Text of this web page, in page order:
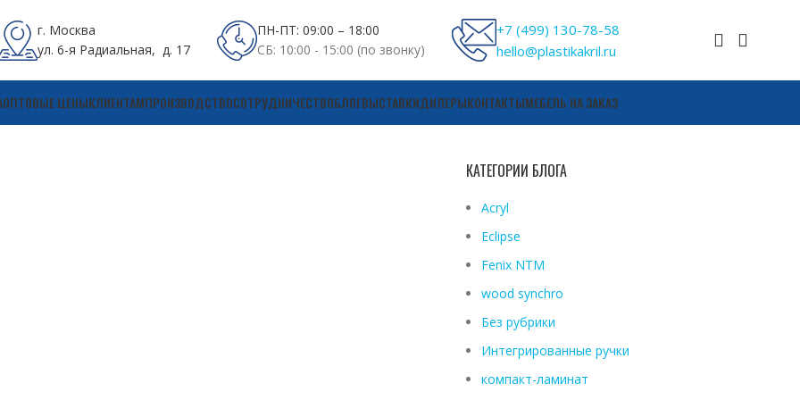
г. Москва
ул. 6-я Радиальная, д. 17
ПН-ПТ: 09:00 – 18:00
СБ: 10:00 - 15:00 (по звонку)
+7 (499) 130-78-58
hello@plastikakril.ru
ОПТОВЫЕ ЦЕНЫКЛИЕНТАМПРОИЗВОДСТВОСОТРУДНИЧЕСТВОБЛОГВЫСТАВКИДИЛЕРЫКОНТАКТЫМЕБЕЛЬ НА ЗАКАЗ
КАТЕГОРИИ БЛОГА
Acryl
Eclipse
Fenix ​​NTM
wood synchro
Без рубрики
Интегрированные ручки
компакт-ламинат